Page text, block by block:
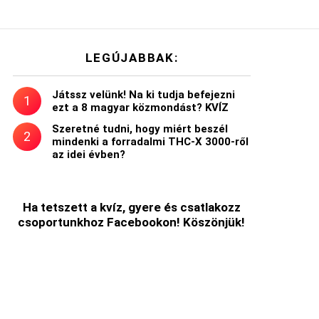
LEGÚJABBAK:
Játssz velünk! Na ki tudja befejezni
ezt a 8 magyar közmondást? KVÍZ
Szeretné tudni, hogy miért beszél
mindenki a forradalmi THC-X 3000-ről
az idei évben?
Ha tetszett a kvíz, gyere és csatlakozz
csoportunkhoz Facebookon! Köszönjük!